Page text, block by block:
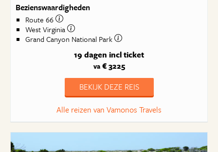
Bezienswaardigheden
Route 66
West Virginia
Grand Canyon National Park
19 dagen incl ticket
va€ 3225
BEKIJK DEZE REIS
Alle reizen van Vamonos Travels